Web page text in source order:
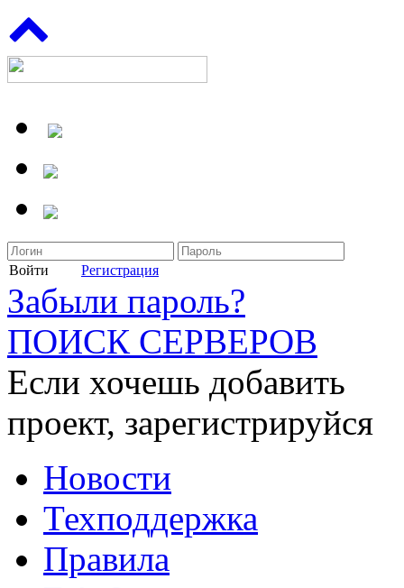
Войти Регистрация
Забыли пароль?
ПОИСК СЕРВЕРОВ
Если хочешь добавить
проект, зарегистрируйся
Новости
Техподдержка
Правила